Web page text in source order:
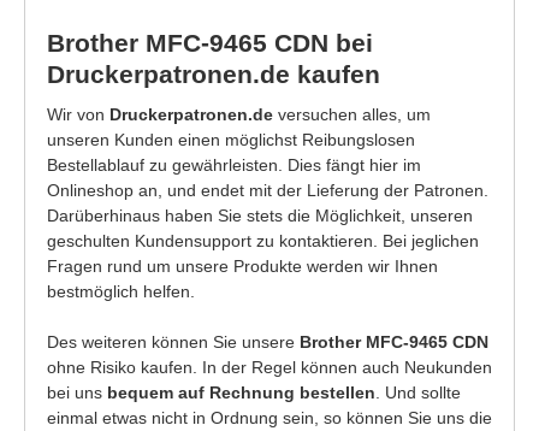
Brother MFC-9465 CDN bei
Druckerpatronen.de kaufen
Wir von Druckerpatronen.de versuchen alles, um
unseren Kunden einen möglichst Reibungslosen
Bestellablauf zu gewährleisten. Dies fängt hier im
Onlineshop an, und endet mit der Lieferung der Patronen.
Darüberhinaus haben Sie stets die Möglichkeit, unseren
geschulten Kundensupport zu kontaktieren. Bei jeglichen
Fragen rund um unsere Produkte werden wir Ihnen
bestmöglich helfen.
Des weiteren können Sie unsere Brother MFC-9465 CDN
ohne Risiko kaufen. In der Regel können auch Neukunden
bei uns bequem auf Rechnung bestellen . Und sollte
einmal etwas nicht in Ordnung sein, so können Sie uns die